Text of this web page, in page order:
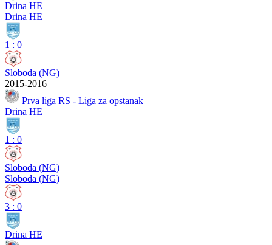
Drina HE
Drina HE
1 : 0
Sloboda (NG)
2015-2016
Prva liga RS - Liga za opstanak
Drina HE
1 : 0
Sloboda (NG)
Sloboda (NG)
3 : 0
Drina HE